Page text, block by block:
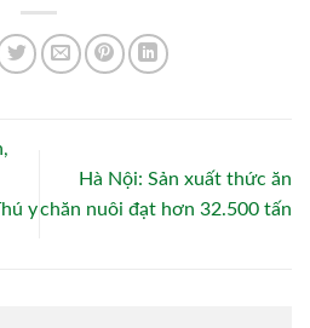
y
Hà Nội: Sản xuất thức ăn
chăn nuôi đạt hơn 32.500 tấn